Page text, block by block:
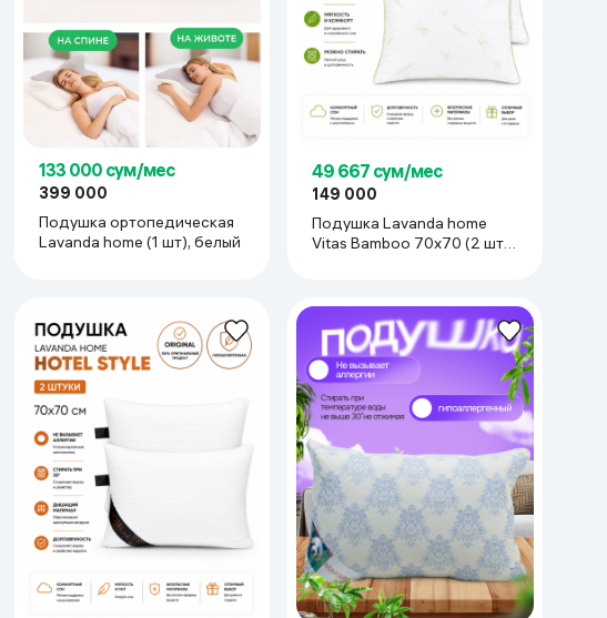
133 000 сум/мес
399 000
Подушка ортопедическая
Lavanda home (1 шт), белый
49 667 сум/мес
149 000
Подушка Lavanda home
Vitas Bamboo 70x70 (2 шт),